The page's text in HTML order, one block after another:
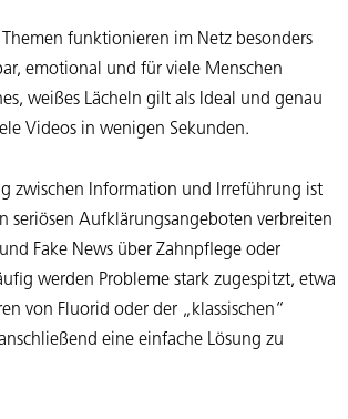
funktionieren im Netz besonders
emotional und für viele Menschen
weißes Lächeln gilt als Ideal und genau
Videos in wenigen Sekunden.
zwischen Information und Irreführung ist
seriösen Aufklärungsangeboten verbreiten
Fake News über Zahnpflege oder
werden Probleme stark zugespitzt, etwa
von Fluorid oder der „klassischen“
eine einfache Lösung zu